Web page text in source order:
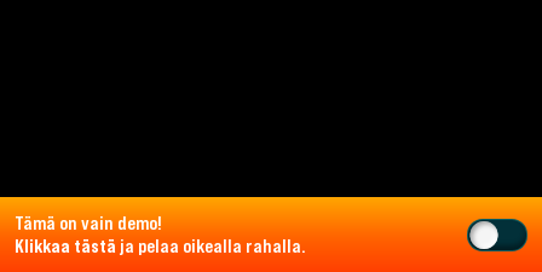
Tämä on vain demo!
Klikkaa tästä ja pelaa oikealla rahalla.